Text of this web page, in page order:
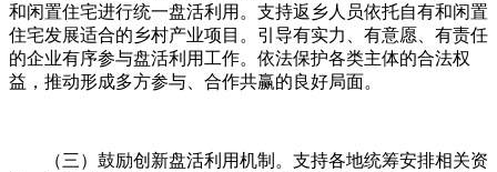
和闲置住宅进行统一盘活利用。支持返乡人员依托自有和闲置
住宅发展适合的乡村产业项目。引导有实力、有意愿、有责任
的企业有序参与盘活利用工作。依法保护各类主体的合法权
益，推动形成多方参与、合作共赢的良好局面。
（三）鼓励创新盘活利用机制。支持各地统筹安排相关资